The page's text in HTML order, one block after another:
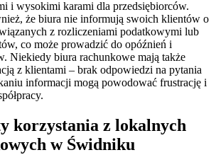
i wysokimi karami dla przedsiębiorców.
że biura nie informują swoich klientów o
z rozliczeniami podatkowymi lub
co może prowadzić do opóźnień i
Niekiedy biura rachunkowe mają także
z klientami – brak odpowiedzi na pytania
informacji mogą powodować frustrację i
korzystania z lokalnych
w Świdniku